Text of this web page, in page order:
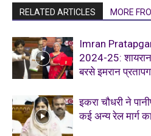
RELATED ARTICLES MORE
Imran
2024-25:
बरसे इमरान
इकरा चौधरी ने
कई अन्य रेल मार्ग का